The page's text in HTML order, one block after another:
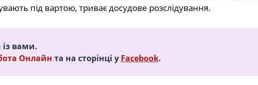
під вартою, триває досудове розслідування.
вами.
Онлайн та на сторінці у Facebook.